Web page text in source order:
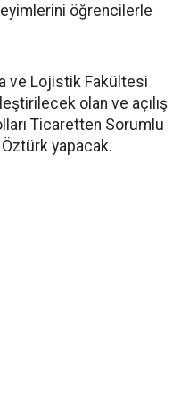
öğrencilerle
ve Lojistik Fakültesi
olan ve açılış
Ticaretten Sorumlu
Öztürk yapacak.